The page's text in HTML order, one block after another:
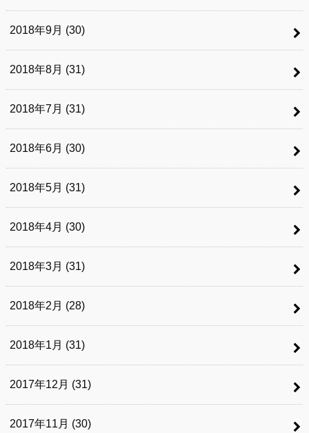
2018年9月 (30)
2018年8月 (31)
2018年7月 (31)
2018年6月 (30)
2018年5月 (31)
2018年4月 (30)
2018年3月 (31)
2018年2月 (28)
2018年1月 (31)
2017年12月 (31)
2017年11月 (30)